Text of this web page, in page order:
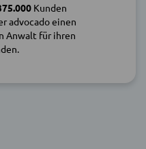
Kunden
advocado einen
Anwalt für ihren